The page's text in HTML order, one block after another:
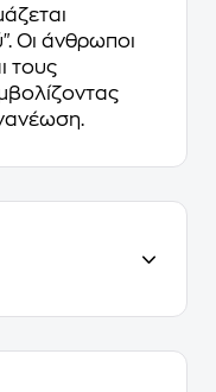
Οι άνθρωποι
τους